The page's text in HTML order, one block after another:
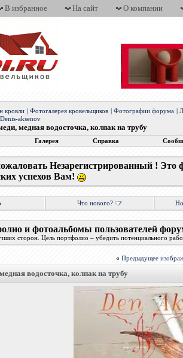
В избранное На сайт О компании
кровли Фотогалерея кровельщиков Фотографии форума
aksenov
медная водосточка, колпак на трубу
Галерея Справка
Незарегистрированный !
успехов Вам!
Что нового?
и фотоальбомы пользователей
сторон. Цель портфолио – убедить потенциального
« Предыдущее
водосточка, колпак на трубу